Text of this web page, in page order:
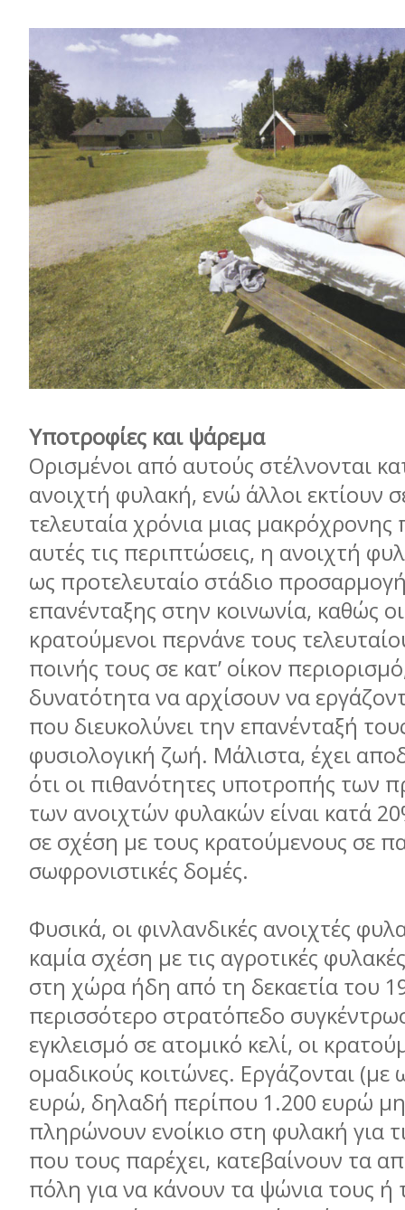
Υποτροφίες και ψάρεµα
Ορισµένοι από αυτούς στέλνονται
ανοιχτή φυλακή, ενώ άλλοι εκτίουν
τελευταία χρόνια µιας µακρόχρονης
αυτές τις περιπτώσεις, η ανοιχτή
ως προτελευταίο στάδιο
επανένταξης στην κοινωνία, καθώς
κρατούµενοι περνάνε τους
ποινής τους σε κατ’ οίκον
δυνατότητα να αρχίσουν να
που διευκολύνει την επανένταξή
φυσιολογική ζωή. Μάλιστα, έχει
ότι οι πιθανότητες υποτροπής των
των ανοιχτών φυλακών είναι κατά
σε σχέση µε τους κρατούµενους σε
σωφρονιστικές δοµές.
Φυσικά, οι φινλανδικές ανοιχτές
καµία σχέση µε τις αγροτικές
στη χώρα ήδη από τη δεκαετία του
περισσότερο στρατόπεδο
εγκλεισµό σε ατοµικό κελί, οι
οµαδικούς κοιτώνες. Εργάζονται (µε
ευρώ, δηλαδή περίπου 1.200 ευρώ
πληρώνουν ενοίκιο στη φυλακή για
που τους παρέχει, κατεβαίνουν τα
πόλη για να κάνουν τα ψώνια τους ή